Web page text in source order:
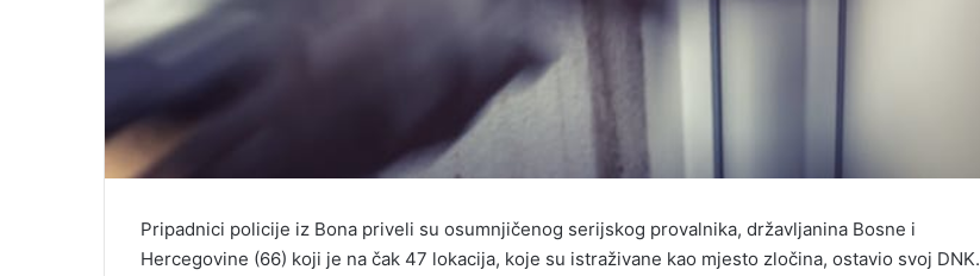
Pripadnici policije iz Bona priveli su osumnjičenog serijskog provalnika, državljanina Bosne i
Hercegovine (66) koji je na čak 47 lokacija, koje su istraživane kao mjesto zločina, ostavio svoj DNK.